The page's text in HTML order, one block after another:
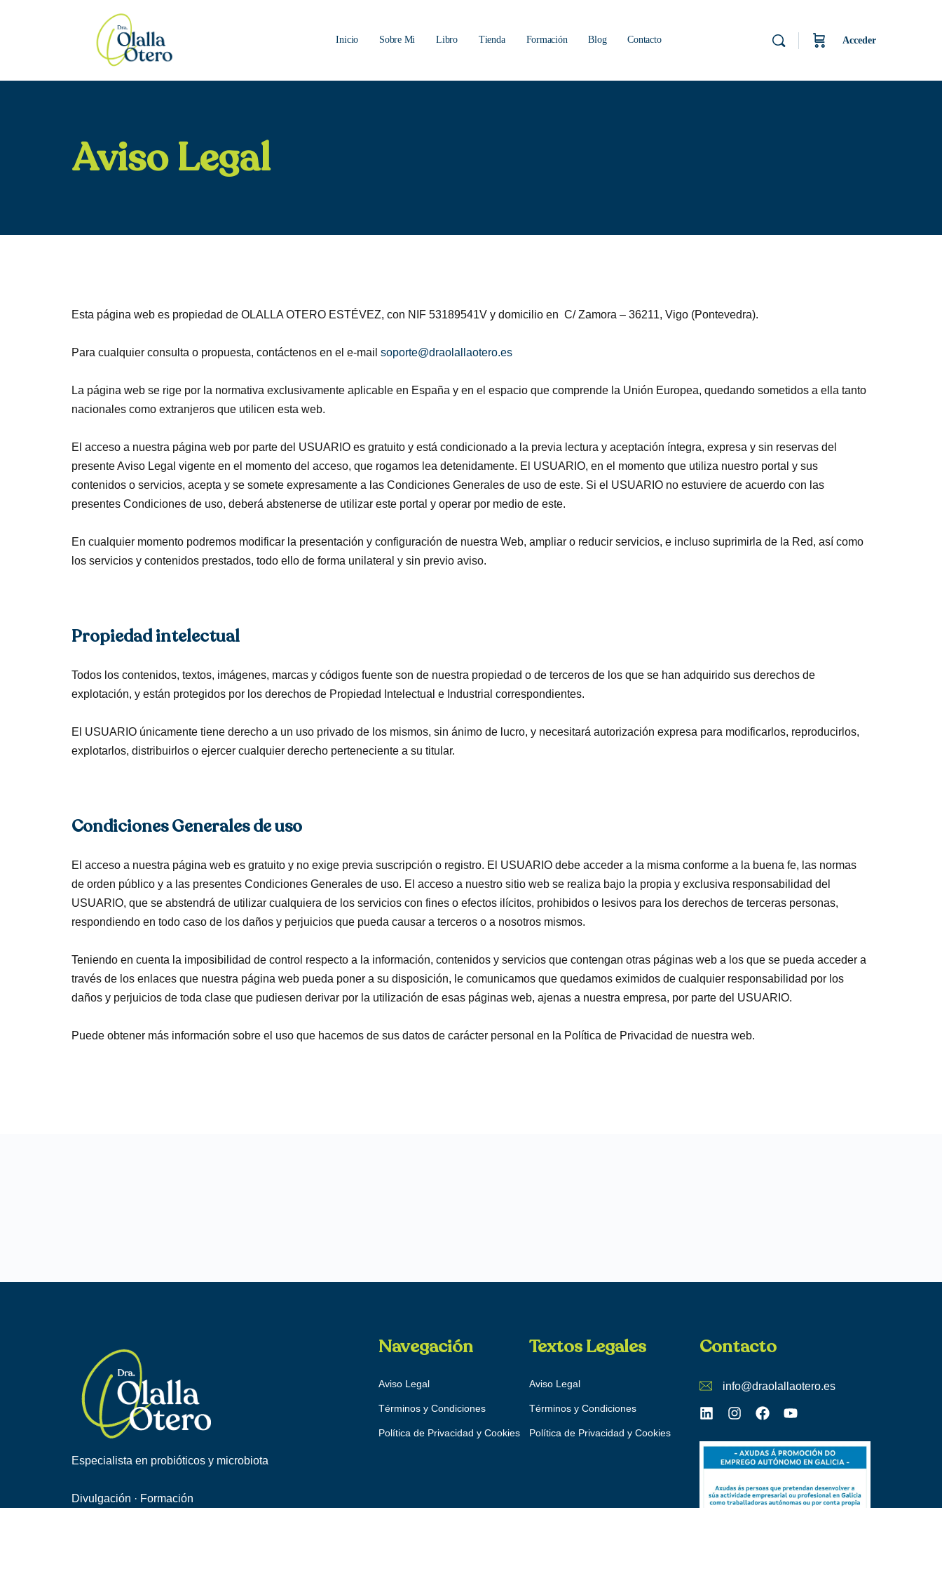
Inicio Sobre Mi Libro Tienda Formación Blog Contacto Acceder
Aviso Legal
Esta página web es propiedad de OLALLA OTERO ESTÉVEZ, con NIF 53189541V y domicilio en C/ Zamora – 36211, Vigo (Pontevedra).
Para cualquier consulta o propuesta, contáctenos en el e-mail soporte@draolallaotero.es
La página web se rige por la normativa exclusivamente aplicable en España y en el espacio que comprende la Unión Europea, quedando sometidos a ella tanto
nacionales como extranjeros que utilicen esta web.
El acceso a nuestra página web por parte del USUARIO es gratuito y está condicionado a la previa lectura y aceptación íntegra, expresa y sin reservas del
presente Aviso Legal vigente en el momento del acceso, que rogamos lea detenidamente. El USUARIO, en el momento que utiliza nuestro portal y sus
contenidos o servicios, acepta y se somete expresamente a las Condiciones Generales de uso de este. Si el USUARIO no estuviere de acuerdo con las
presentes Condiciones de uso, deberá abstenerse de utilizar este portal y operar por medio de este.
En cualquier momento podremos modificar la presentación y configuración de nuestra Web, ampliar o reducir servicios, e incluso suprimirla de la Red, así como
los servicios y contenidos prestados, todo ello de forma unilateral y sin previo aviso.
Propiedad intelectual
Todos los contenidos, textos, imágenes, marcas y códigos fuente son de nuestra propiedad o de terceros de los que se han adquirido sus derechos de
explotación, y están protegidos por los derechos de Propiedad Intelectual e Industrial correspondientes.
El USUARIO únicamente tiene derecho a un uso privado de los mismos, sin ánimo de lucro, y necesitará autorización expresa para modificarlos, reproducirlos,
explotarlos, distribuirlos o ejercer cualquier derecho perteneciente a su titular.
Condiciones Generales de uso
El acceso a nuestra página web es gratuito y no exige previa suscripción o registro. El USUARIO debe acceder a la misma conforme a la buena fe, las normas
de orden público y a las presentes Condiciones Generales de uso. El acceso a nuestro sitio web se realiza bajo la propia y exclusiva responsabilidad del
USUARIO, que se abstendrá de utilizar cualquiera de los servicios con fines o efectos ilícitos, prohibidos o lesivos para los derechos de terceras personas,
respondiendo en todo caso de los daños y perjuicios que pueda causar a terceros o a nosotros mismos.
Teniendo en cuenta la imposibilidad de control respecto a la información, contenidos y servicios que contengan otras páginas web a los que se pueda acceder a
través de los enlaces que nuestra página web pueda poner a su disposición, le comunicamos que quedamos eximidos de cualquier responsabilidad por los
daños y perjuicios de toda clase que pudiesen derivar por la utilización de esas páginas web, ajenas a nuestra empresa, por parte del USUARIO.
Puede obtener más información sobre el uso que hacemos de sus datos de carácter personal en la Política de Privacidad de nuestra web.
Especialista en probióticos y microbiota
Divulgación · Formación
Navegación
Aviso Legal
Términos y Condiciones
Política de Privacidad y Cookies
Textos Legales
Aviso Legal
Términos y Condiciones
Política de Privacidad y Cookies
Contacto
info@draolallaotero.es